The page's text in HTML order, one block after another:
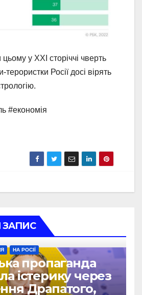
у ХХІ сторіччі чверть
терористки Росії досі вірять
#економія
ЗАПИС
НА РОСІЇ
пропаганда
істерику через
Драпатого,